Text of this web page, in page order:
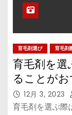
育毛剤選び 育毛剤
育毛剤を選
ることが
12月 3, 2023
育毛剤を選ぶ際